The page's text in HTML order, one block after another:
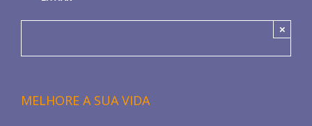
×
MELHORE A SUA VIDA